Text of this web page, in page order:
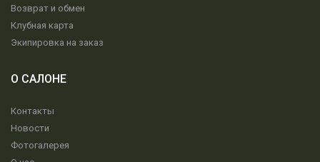
Возврат и обмен
Клубная карта
Экипировка на заказ
О САЛОНЕ
Контакты
Новости
Фотогалерея